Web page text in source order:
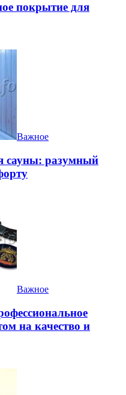
покрытие для
Важное
сауны: разумный
Важное
на качество и